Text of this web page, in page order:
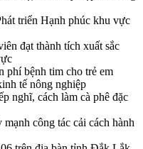
triển Hạnh phúc khu vực
đạt thành tích xuất sắc
phí bệnh tim cho trẻ em
tế nông nghiệp
nghĩ, cách làm cà phê đặc
công tác cải cách hành